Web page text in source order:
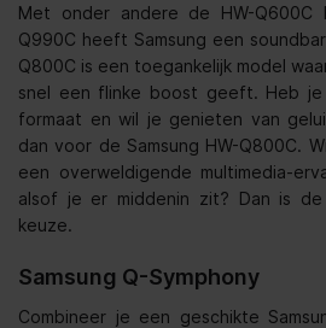
Met onder andere de HW-Q600C
Q990C heeft Samsung een
Q800C is een toegankelijk model
snel een flinke boost geeft. Heb
formaat en wil je genieten van
dan voor de Samsung HW-Q800C.
een overweldigende multimedia-
alsof je er middenin zit? Dan is de
keuze.
Samsung Q-Symphony
Combineer je een geschikte